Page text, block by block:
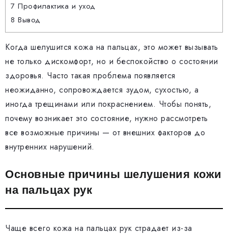
7 Профилактика и уход
8 Вывод
Когда шелушится кожа на пальцах, это может вызывать
не только дискомфорт, но и беспокойство о состоянии
здоровья. Часто такая проблема появляется
неожиданно, сопровождается зудом, сухостью, а
иногда трещинами или покраснением. Чтобы понять,
почему возникает это состояние, нужно рассмотреть
все возможные причины — от внешних факторов до
внутренних нарушений.
Основные причины шелушения кожи
на пальцах рук
Чаще всего кожа на пальцах рук страдает из-за